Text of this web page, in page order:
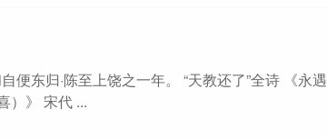
便东归·陈至上饶之一年。 “天教还了”全诗 《永遇
）》 宋代 ...